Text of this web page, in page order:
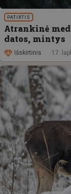
PATIRTIS
Atrankinė
datos, mintys
Išskirtinis 17.